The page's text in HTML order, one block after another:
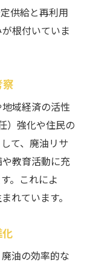
供給と再利用
根付いていま
察
域経済の活性
）強化や住民の
て、廃油リサ
教育活動に充
。これによ
れています。
油の効率的な